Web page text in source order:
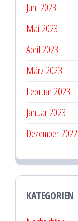
Juni 2023
Mai 2023
April 2023
März 2023
Februar 2023
Januar 2023
Dezember 2022
KATEGORIEN